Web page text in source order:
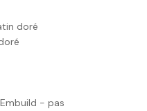
doré
- pas